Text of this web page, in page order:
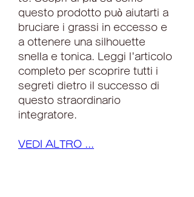
questo prodotto può aiutarti a
bruciare i grassi in eccesso e
a ottenere una silhouette
snella e tonica. Leggi l'articolo
completo per scoprire tutti i
segreti dietro il successo di
questo straordinario
integratore.
VEDI ALTRO ...